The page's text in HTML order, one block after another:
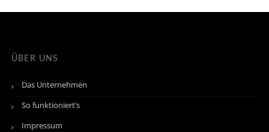
ÜBER UNS
Das Unternehmen
So funktioniert’s
Impressum